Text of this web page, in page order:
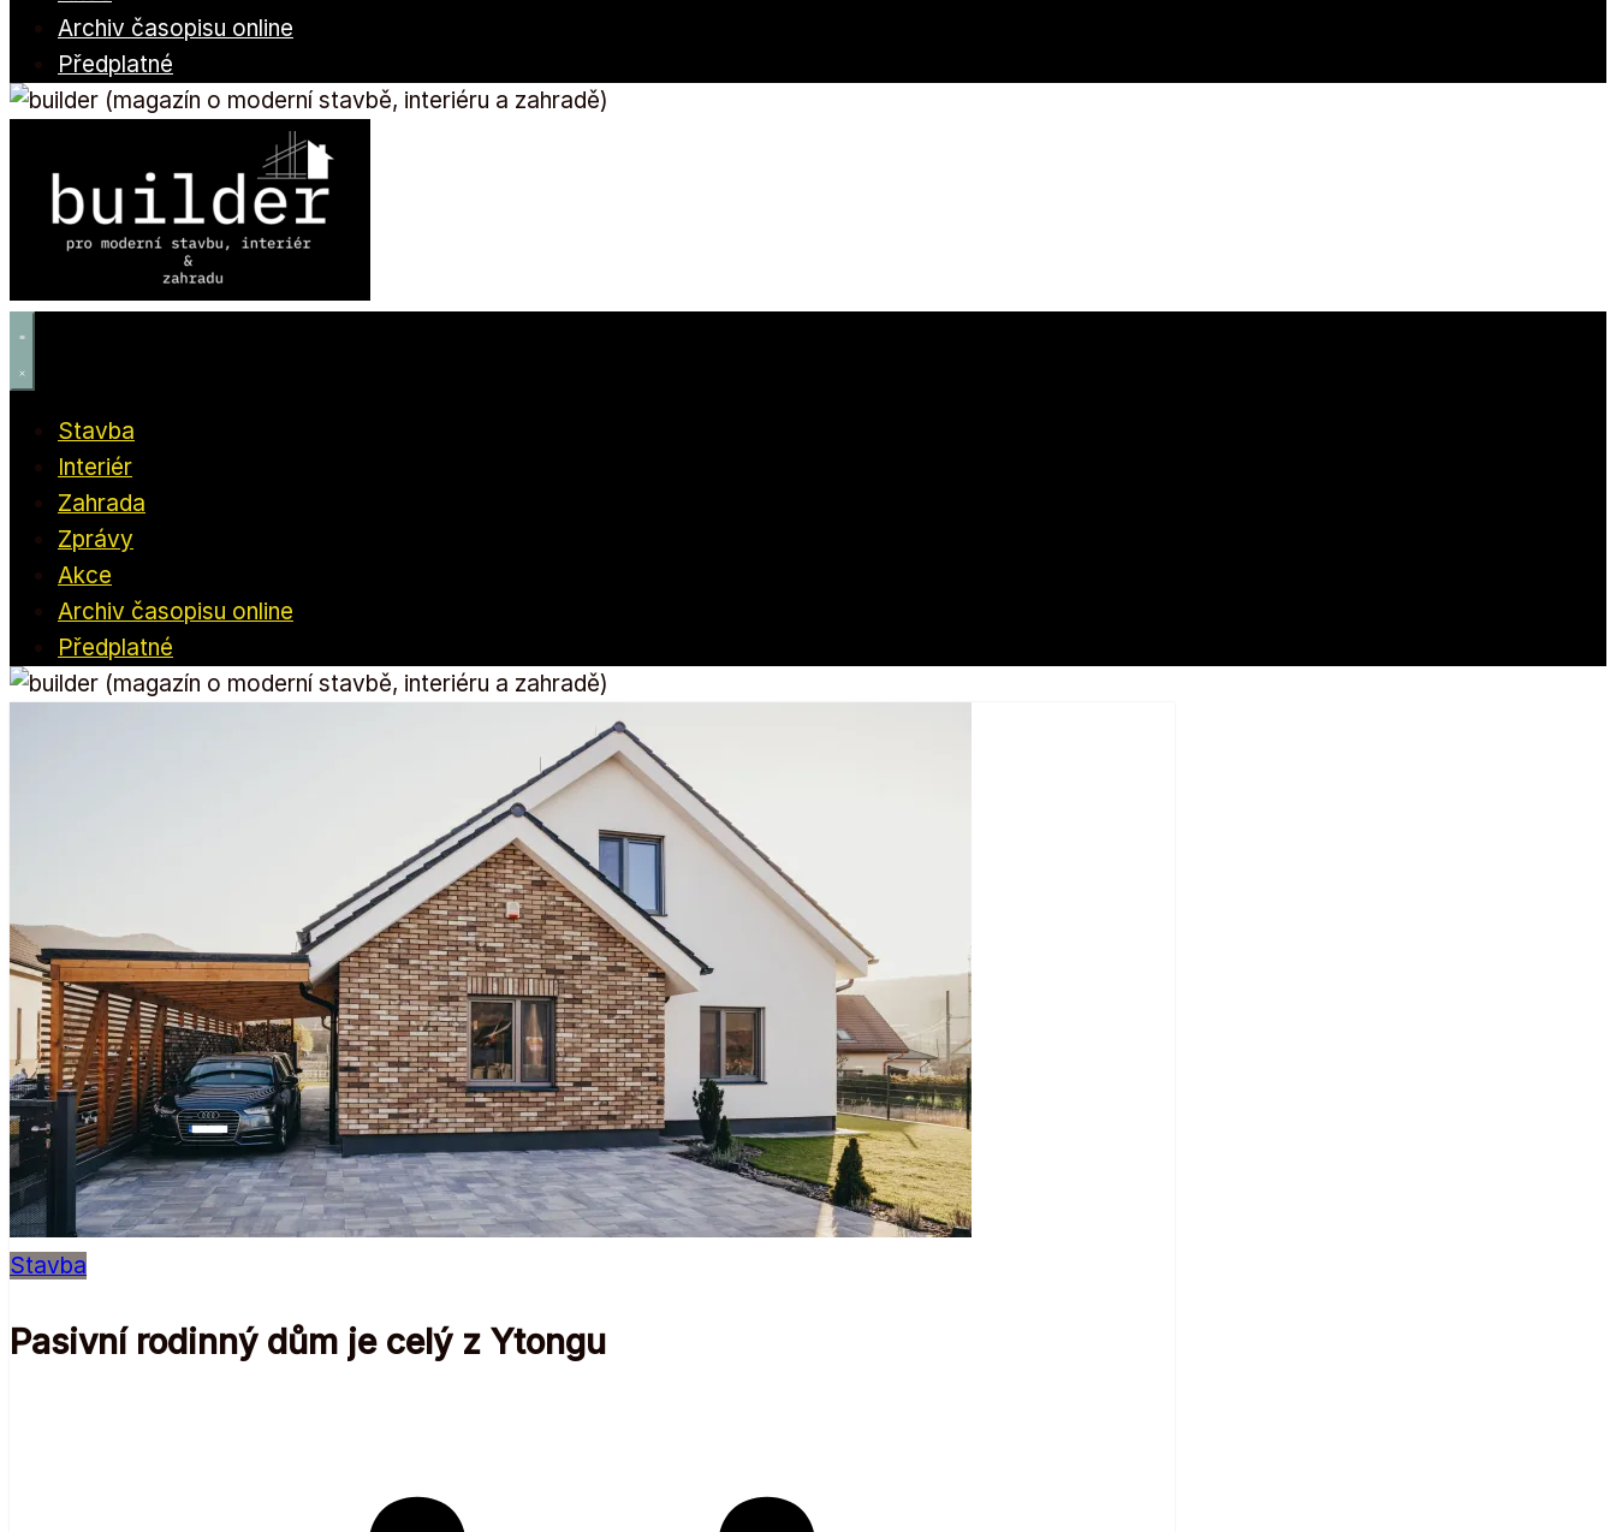
Archiv časopisu online
Předplatné
Stavba
Interiér
Zahrada
Zprávy
Akce
Archiv časopisu online
Předplatné
Stavba
Pasivní rodinný dům je celý z Ytongu